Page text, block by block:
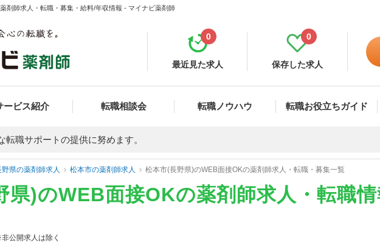
剤師求人・転職・募集・給料/年収情報 - マイナビ薬剤師
最近見た求人
0
保存した求人
0
ービス紹介 転職相談会 転職ノウハウ 転職お役立ちガイド
転職サポートの提供に努めます。
野県の薬剤師求人 松本市の薬剤師求人 松本市(長野県)のWEB面接OKの薬剤師求人・転職・募集一覧
県)のWEB面接OKの薬剤師求人・転職
公開求人は除く